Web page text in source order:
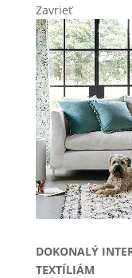
Zavrieť
DOKONALÝ
TEXTÍLIÁM